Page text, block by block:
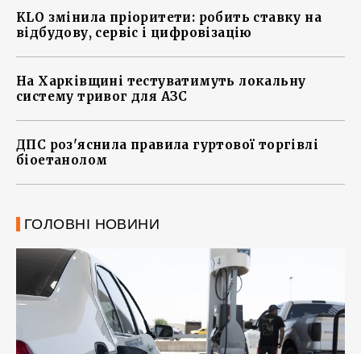
KLO змінила пріоритети: робить ставку на
відбудову, сервіс і цифровізацію
На Харківщині тестуватимуть локальну
систему тривог для АЗС
ДПС роз'яснила правила гуртової торгівлі
біоетанолом
ГОЛОВНІ НОВИНИ